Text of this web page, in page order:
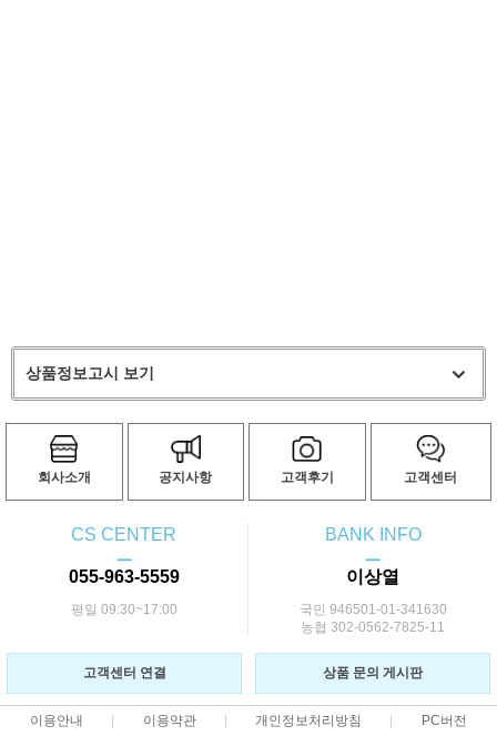
상품정보고시 보기
회사소개 공지사항 고객후기 고객센터
CS CENTER
ㅡ
055-963-5559
평일 09:30~17:00
BANK INFO
ㅡ
이상열
국민 946501-01-341630
농협 302-0562-7825-11
고객센터 연결 상품 문의 게시판
이용안내 이용약관 개인정보처리방침 PC버전